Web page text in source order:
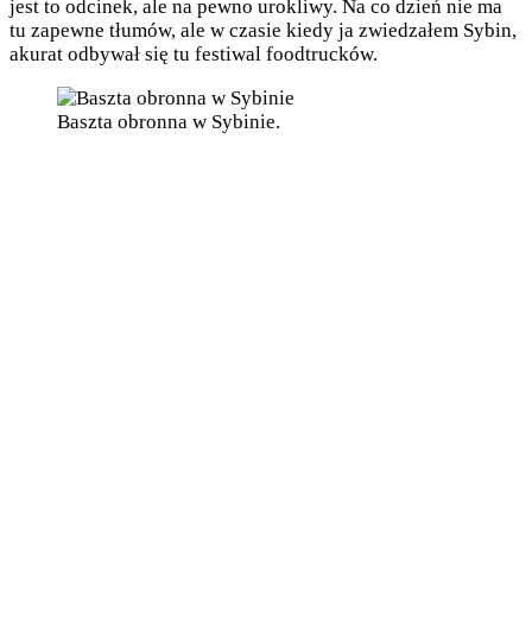
jest to odcinek, ale na pewno urokliwy. Na co dzień nie ma
tu zapewne tłumów, ale w czasie kiedy ja zwiedzałem Sybin,
akurat odbywał się tu festiwal foodtrucków.
Baszta obronna w Sybinie.